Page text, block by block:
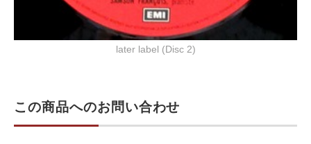
later label (Disc 2)
この商品へのお問い合わせ